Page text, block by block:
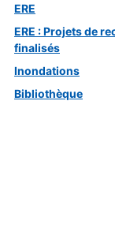
ERE
ERE : Projets de
finalisés
Inondations
Bibliothèque